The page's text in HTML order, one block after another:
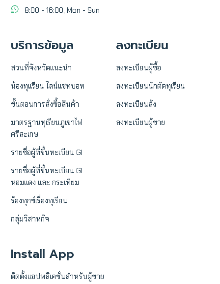
8:00 - 16:00, Mon - Sun
บริการข้อมูล
สวนที่จังหวัดแนะนำ
น้องทุเเรียน ไลน์แชทบอท
ขั้นตอนการสั่งซื้อสินค้า
มาตรฐานทุเรียนภูเขาไฟ
ศรีสะเกษ
รายชื่อผู้ที่ขึ้นทะเบียน GI
รายชื่อผู้ที่ขึ้นทะเบียน GI
หอมแดง และ กระเทียม
ร้องทุกข์เรื่องทุเรียน
กลุ่มวิสาหกิจ
ลงทะเบียน
ลงทะเบียนผู้ซื้อ
ลงทะเบียนนักตัดทุเรียน
ลงทะเบียนล้ง
ลงทะเบียนผู้ขาย
Install App
ติดตั้งแอปพลิเคชั่นสำหรับผู้ขาย